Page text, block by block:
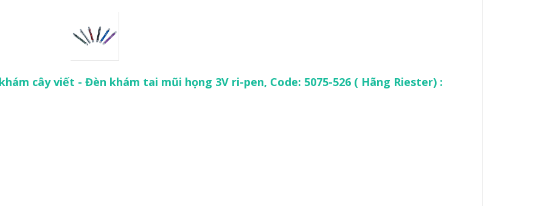
cây viết - Đèn khám tai mũi họng 3V ri-pen, Code: 5075-526 ( Hãng Riester) :